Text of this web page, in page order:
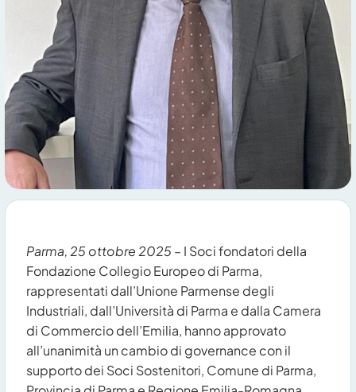
Parma, 25 ottobre 2025 – I Soci fondatori della
Fondazione Collegio Europeo di Parma,
rappresentati dall’Unione Parmense degli
Industriali, dall’Università di Parma e dalla Camera
di Commercio dell’Emilia, hanno approvato
all’unanimità un cambio di governance con il
supporto dei Soci Sostenitori, Comune di Parma,